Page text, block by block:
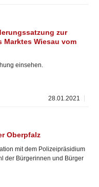
zur
Wiesau vom
einsehen.
28.01.2021
Oberpfalz
mit dem Polizeipräsidium
der Bürgerinnen und Bürger